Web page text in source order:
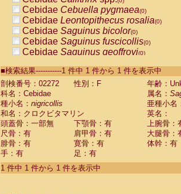
Cebidae Cebuella pygmaea(0)
Cebidae Leontopithecus rosalia(0)
Cebidae Saguinus bicolor(0)
Cebidae Saguinus fuscicollis(0)
Cebidae Saguinus geoffroyi(0)
CebidaeSaguinus labiatus(0)
Cebidae Saguinus leucopus (0)
Cebidae
CebidaeSaguinus mystax
CebidaeSaguinus nigricollis (1)
Cebidae Saguinus oedipus
Cebidae Saguinus weddelli
Cebidae Saguinusspp.
Cebidae Aotus trivirgatus
Cebidae Cebus albifrons
■検索結果-----------1 件中 1 件から 1 件を表示中
剖検番号：02272
性別：F
年齢：
科名：Cebidae
属名：
種小名： nigricollis
亜種小名
和名：クロクビタマリン
英名：
頭蓋骨：一部無
下顎骨：有
上腕骨：
尺骨：有
肩甲骨：有
大腿骨：
腓骨：有
寛骨：有
体幹：有
手：有
足：有
1 件中 1 件から 1 件を表示中